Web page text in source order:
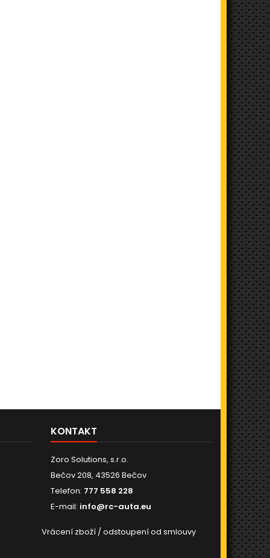
KONTAKT
Zoro Solutions, s.r.o.
Bečov 208, 43526 Bečov
Telefon: 777 558 228
E-mail: info@rc-auta.eu
Vrácení zboží / odstoupení od smlouvy